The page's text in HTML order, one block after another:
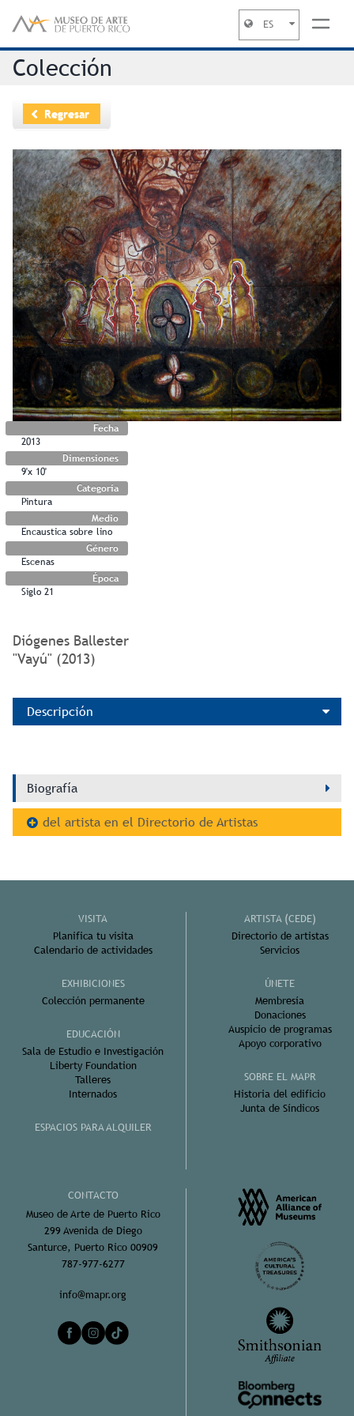
ES
Colección
Regresar
Fecha
2013
Dimensiones
9'x 10'
Categoría
Pintura
Medio
Encaustica sobre lino
Género
Escenas
Época
Siglo 21
Diógenes Ballester
"Vayú" (2013)
Descripción
Biografía
del artista en el Directorio de Artistas
VISITA
Planifica tu visita
Calendario de actividades
EXHIBICIONES
Colección permanente
EDUCACIÓN
Sala de Estudio e Investigación
Liberty Foundation
Talleres
Internados
ESPACIOS PARA ALQUILER
ARTISTA (CEDE)
Directorio de artistas
Servicios
ÚNETE
Membresía
Donaciones
Auspicio de programas
Apoyo corporativo
SOBRE EL MAPR
Historia del edificio
Junta de Síndicos
CONTACTO
Museo de Arte de Puerto Rico
299 Avenida de Diego
Santurce, Puerto Rico 00909
787-977-6277
info@mapr.org